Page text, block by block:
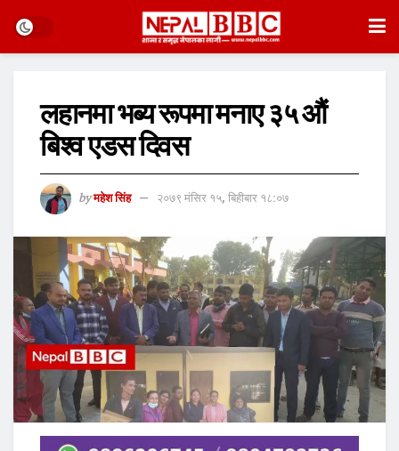
लहानमा भब्य रूपमा मनाए ३५ औं
बिश्व एडस दिवस
by महेश सिंह २०७९ मंसिर १५, बिहीबार १८:०७